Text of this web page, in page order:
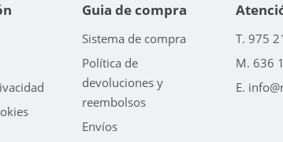
Guia de compra
Sistema de compra
Política de
devoluciones y
reembolsos
Envíos
T. 975
M. 636
E.